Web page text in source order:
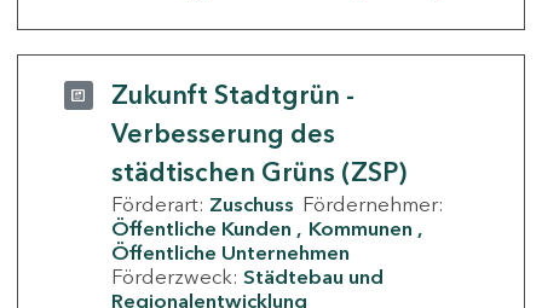
Zukunft Stadtgrün -
Verbesserung des
städtischen Grüns (ZSP)
Förderart: Zuschuss Fördernehmer:
Öffentliche Kunden
Kommunen
Öffentliche Unternehmen
Förderzweck: Städtebau und
Regionalentwicklung